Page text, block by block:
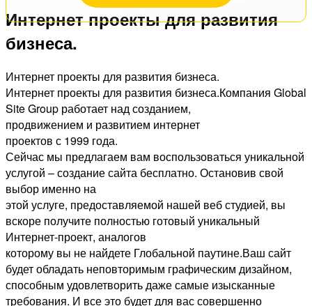
Интернет проекты для развития
бизнеса.
Интернет проекты для развития бизнеса.
Интернет проекты для развития бизнеса.Компания Global
Site Group работает над созданием,
продвижением и развитием интернет
проектов с 1999 года.
Сейчас мы предлагаем вам воспользоваться уникальной
услугой – создание сайта бесплатно. Остановив свой
выбор именно на
этой услуге, предоставляемой нашей веб студией, вы
вскоре получите полностью готовый уникальный
Интернет-проект, аналогов
которому вы не найдете Глобальной паутине.Ваш сайт
будет обладать неповторимым графическим дизайном,
способным удовлетворить даже самые изысканные
требования. И все это будет для вас совершенно